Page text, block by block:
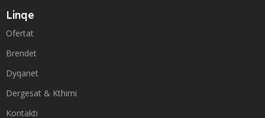
Linqe
Ofertat
Brendet
Dyqanet
Dergesat & Kthimi
Kontakti